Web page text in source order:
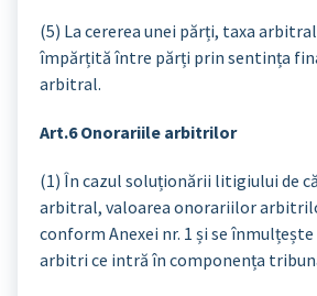
(5) La cererea unei părți, taxa
împărțită între părți prin sentința
arbitral.
Art.6 Onorariile arbitrilor
(1) În cazul soluționării litigiului de
arbitral, valoarea onorariilor
conform Anexei nr. 1 și se
arbitri ce intră în componența